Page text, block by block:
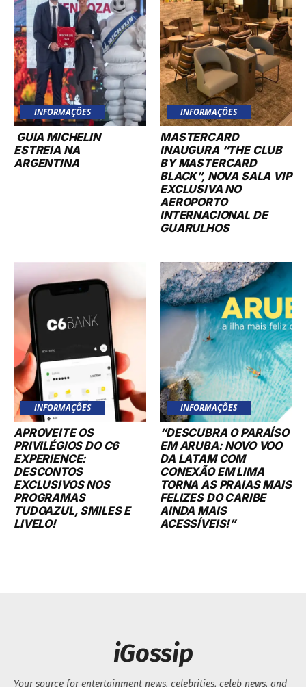
INFORMAÇÕES
GUIA MICHELIN
ESTREIA NA
ARGENTINA
INFORMAÇÕES
MASTERCARD
INAUGURA “THE CLUB
BY MASTERCARD
BLACK”, NOVA SALA VIP
EXCLUSIVA NO
AEROPORTO
INTERNACIONAL DE
GUARULHOS
INFORMAÇÕES
APROVEITE OS
PRIVILÉGIOS DO C6
EXPERIENCE:
DESCONTOS
EXCLUSIVOS NOS
PROGRAMAS
TUDOAZUL, SMILES E
LIVELO!
INFORMAÇÕES
“DESCUBRA O PARAÍSO
EM ARUBA: NOVO VOO
DA LATAM COM
CONEXÃO EM LIMA
TORNA AS PRAIAS MAIS
FELIZES DO CARIBE
AINDA MAIS
ACESSÍVEIS!”
iGossip
Your source for entertainment news, celebrities, celeb news, and